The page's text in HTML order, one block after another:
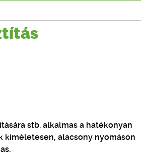
stb. alkalmas a hatékonyan
kíméletesen, alacsony nyomáson